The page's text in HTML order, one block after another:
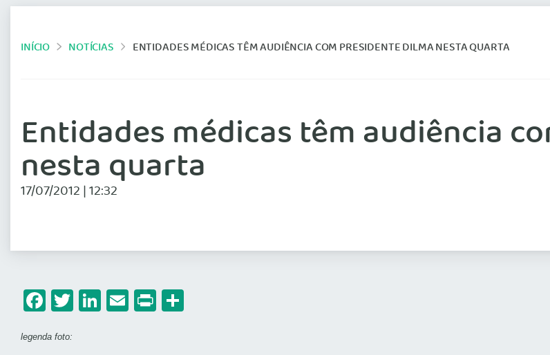
INÍCIO NOTÍCIAS ENTIDADES MÉDICAS TÊM AUDIÊNCIA COM PRESIDENTE DILMA NESTA QUARTA
Entidades médicas têm audiência
nesta quarta
17/07/2012 | 12:32
Facebook
Twitter
LinkedIn
Email
Print
legenda foto: